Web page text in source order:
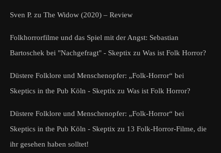
Sven P. zu The Widow (2020) – Review
Folkhorrorfilme und das Spiel mit der Angst: Sebastian
Bartoschek bei "Nachgefragt" - Skeptix zu Was ist Folk Horror?
Düstere Folklore und Menschenopfer: „Folk-Horror“ bei
Skeptics in the Pub Köln - Skeptix zu Was ist Folk Horror?
Düstere Folklore und Menschenopfer: „Folk-Horror“ bei
Skeptics in the Pub Köln - Skeptix zu 13 Folk-Horror-Filme, die
ihr gesehen haben solltet!